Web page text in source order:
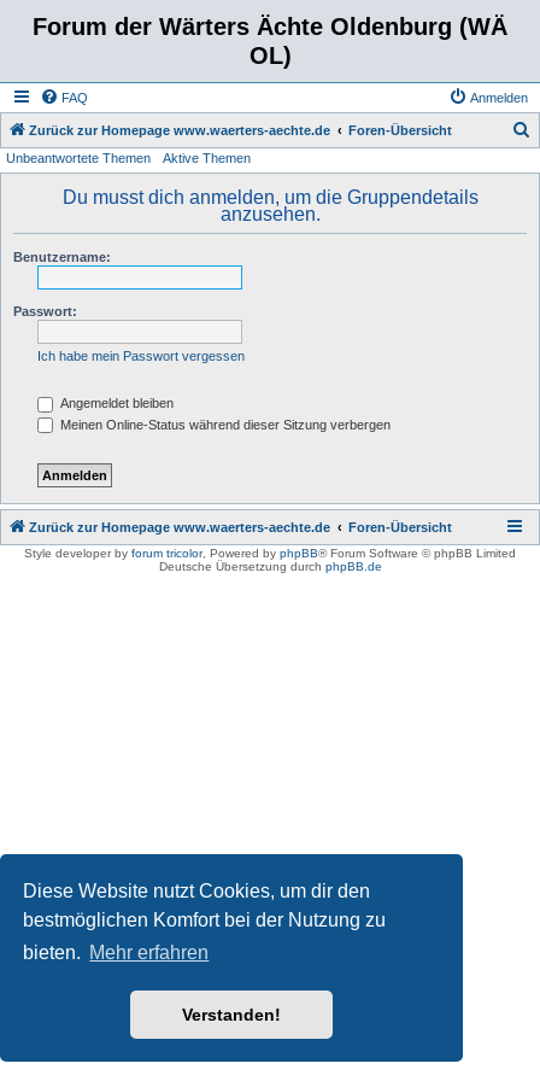
Diese Website nutzt Cookies, um dir den
bestmöglichen Komfort bei der Nutzung zu
bieten. Mehr erfahren
Verstanden!
Forum der Wärters Ächte Oldenburg (WÄ
OL)
FAQ Anmelden
Zurück zur Homepage www.waerters-aechte.de Foren-Übersicht
Unbeantwortete Themen Aktive Themen
Du musst dich anmelden, um die Gruppendetails
anzusehen.
Benutzername:
Passwort:
Ich habe mein Passwort vergessen
Angemeldet bleiben
Meinen Online-Status während dieser Sitzung verbergen
Zurück zur Homepage www.waerters-aechte.de Foren-Übersicht
Style developer by forum tricolor, Powered by phpBB® Forum Software © phpBB Limited
Deutsche Übersetzung durch phpBB.de